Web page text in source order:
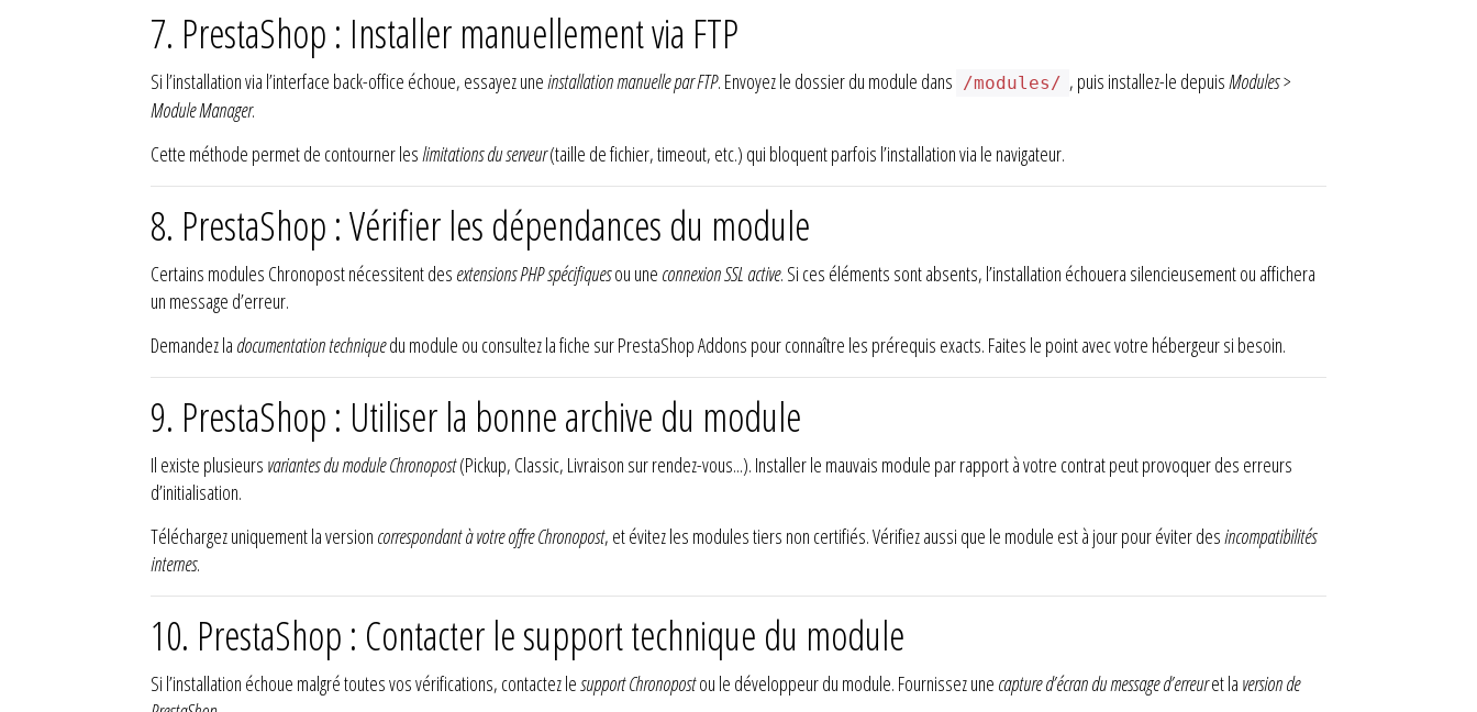
7. PrestaShop : Installer manuellement via FTP
Si l’installation via l’interface back-office échoue, essayez uneinstallation manuelle par FTP. Envoyez le dossier du module dans /modules/ , puis installez-le depuisModules >
Module Manager.
Cette méthode permet de contourner leslimitations du serveur(taille de fichier, timeout, etc.) qui bloquent parfois l’installation via le navigateur.
8. PrestaShop : Vérifier les dépendances du module
Certains modules Chronopost nécessitent des extensions PHP spécifiquesou une connexion SSL active. Si ces éléments sont absents, l’installation échouera silencieusement ou affichera
un message d’erreur.
Demandez la documentation techniquedu module ou consultez la fiche sur PrestaShop Addons pour connaître les prérequis exacts. Faites le point avec votre hébergeur si besoin.
9. PrestaShop : Utiliser la bonne archive du module
Il existe plusieurs variantes du module Chronopost(Pickup, Classic, Livraison sur rendez-vous...). Installer le mauvais module par rapport à votre contrat peut provoquer des erreurs
d’initialisation.
Téléchargez uniquement la version correspondant à votre offre Chronopost, et évitez les modules tiers non certifiés. Vérifiez aussi que le module est à jour pour éviter desincompatibilités
internes.
10. PrestaShop : Contacter le support technique du module
Si l’installation échoue malgré toutes vos vérifications, contactez lesupport Chronopostou le développeur du module. Fournissez une capture d’écran du message d’erreuret la version de